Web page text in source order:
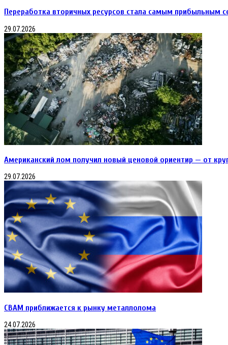
Переработка вторичных ресурсов стала самым прибыльным
29.07.2026
Американский лом получил новый ценовой ориентир — от
29.07.2026
CBAM приближается к рынку металлолома
24.07.2026